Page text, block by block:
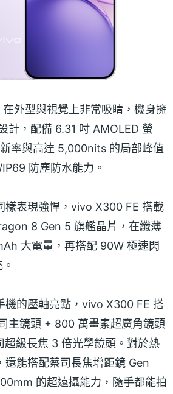
外型與視覺上非常吸睛，機身擁
計，配備 6.31 吋 AMOLED 螢
率與高達 5,000nits 的局部峰值
防塵防水能力。
樣表現強悍，vivo X300 FE 搭載
8 Gen 5 旗艦晶片，在纖薄
大電量，再搭配 90W 極速閃
機的壓軸亮點，vivo X300 FE 搭
主鏡頭 + 800 萬畫素超廣角鏡頭
級長焦 3 倍光學鏡頭。對於熱
還能搭配蔡司長焦增距鏡 Gen
的超遠攝能力，隨手都能拍